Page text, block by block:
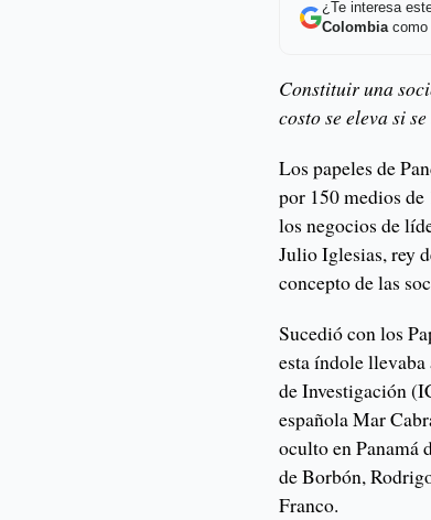
¿Te interesa
Colombiacomo
Constituir una
costo se eleva si
Los papeles de
por 150 medios de
los negocios de
Julio Iglesias, rey
concepto de las
Sucedió con los
esta índole
de Investigación
española Mar
oculto en Panamá
de Borbón,
Franco.